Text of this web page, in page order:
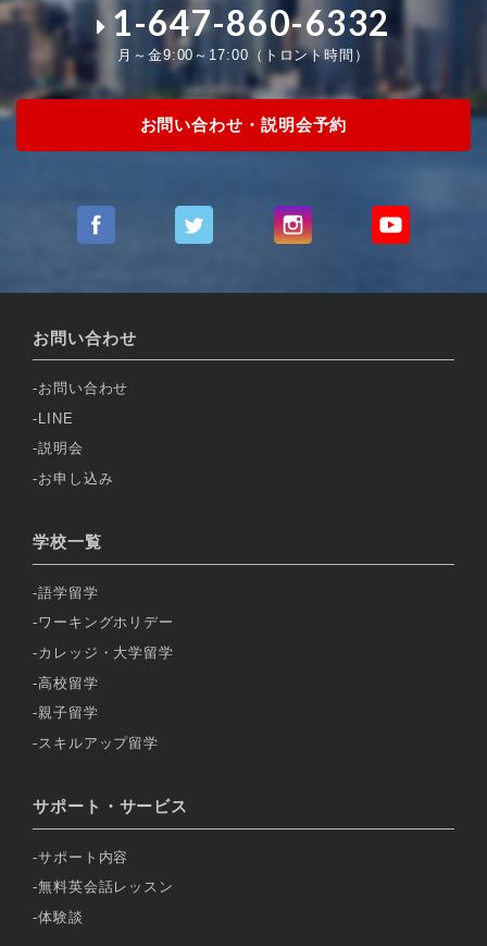
1-647-860-6332
月～金9:00～17:00（トロント時間）
お問い合わせ・説明会予約
お問い合わせ
お問い合わせ
LINE
説明会
お申し込み
学校一覧
語学留学
ワーキングホリデー
カレッジ・大学留学
高校留学
親子留学
スキルアップ留学
サポート・サービス
サポート内容
無料英会話レッスン
体験談